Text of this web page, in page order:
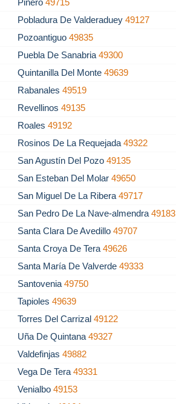
Piñero49715
Pobladura De Valderaduey49127
Pozoantiguo49835
Puebla De Sanabria49300
Quintanilla Del Monte49639
Rabanales49519
Revellinos49135
Roales49192
Rosinos De La Requejada49322
San Agustín Del Pozo49135
San Esteban Del Molar49650
San Miguel De La Ribera49717
San Pedro De La Nave-almendra49183
Santa Clara De Avedillo49707
Santa Croya De Tera49626
Santa María De Valverde49333
Santovenia49750
Tapioles49639
Torres Del Carrizal49122
Uña De Quintana49327
Valdefinjas49882
Vega De Tera49331
Venialbo49153